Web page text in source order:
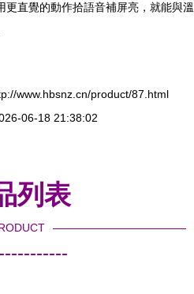
更直覺的動作拾語音補屏亮，就能與溫
www.hbsnz.cn/product/87.html
06-18 21:38:02
列表